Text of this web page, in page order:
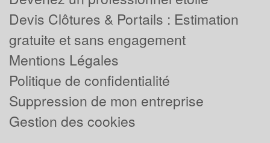
Devis Clôtures & Portails : Estimation
gratuite et sans engagement
Mentions Légales
Politique de confidentialité
Suppression de mon entreprise
Gestion des cookies